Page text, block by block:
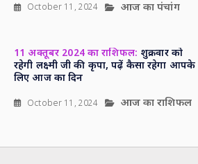
October 11, 2024 आज का पंचांग
11 अक्तूबर 2024 का राशिफल: शुक्रवार को
रहेगी लक्ष्मी जी की कृपा, पढ़ें कैसा रहेगा आपके
लिए आज का दिन
October 11, 2024 आज का राशिफल